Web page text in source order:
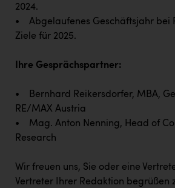
RUBBLE MASTER
Ruderclub Wels
Schwingshandl - automation
Seher + Partner
TCL
2024.
• Abgelaufenes Geschäftsjahr bei
Ziele für 2025.
Ihre Gesprächspartner:
• Bernhard Reikersdorfer, MBA,
RE/MAX Austria
• Mag. Anton Nenning, Head of
Research
Wir freuen uns, Sie oder eine
Vertreter Ihrer Redaktion begrüßen